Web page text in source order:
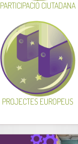
PARTICIPACIÓ CIUTADANA
PROJECTES EUROPEUS